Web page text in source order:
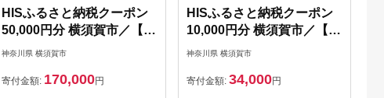
HISふるさと納税クーポン
50,000円分 横須賀市／【株
式会社エイチ・アイ・エ
神奈川県 横須賀市
寄付金額: 170,000円
HISふるさと納税クーポン
10,000円分 横須賀市／【株
式会社エイチ・アイ・エ
神奈川県 横須賀市
寄付金額: 34,000円